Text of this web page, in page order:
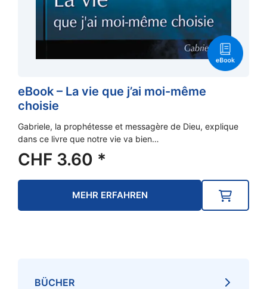
eBook – La vie que j’ai moi-même
choisie
Gabriele, la prophétesse et messagère de Dieu, explique
dans ce livre que notre vie va bien…
CHF 3.60 *
MEHR ERFAHREN
BÜCHER